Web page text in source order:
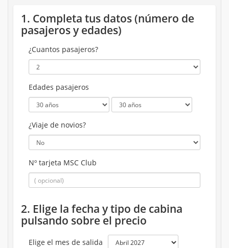
1. Completa tus datos (número de
pasajeros y edades)
¿Cuantos pasajeros?
Edades pasajeros
¿Viaje de novios?
Nº tarjeta MSC Club
2. Elige la fecha y tipo de cabina
pulsando sobre el precio
Elige el mes de salida